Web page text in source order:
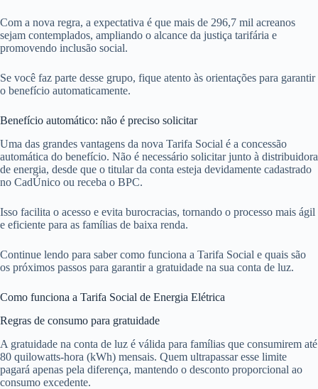
Com a nova regra, a expectativa é que mais de 296,7 mil acreanos
sejam contemplados, ampliando o alcance da justiça tarifária e
promovendo inclusão social.
Se você faz parte desse grupo, fique atento às orientações para garantir
o benefício automaticamente.
Benefício automático: não é preciso solicitar
Uma das grandes vantagens da nova Tarifa Social é a concessão
automática do benefício. Não é necessário solicitar junto à distribuidora
de energia, desde que o titular da conta esteja devidamente cadastrado
no CadÚnico ou receba o BPC.
Isso facilita o acesso e evita burocracias, tornando o processo mais ágil
e eficiente para as famílias de baixa renda.
Continue lendo para saber como funciona a Tarifa Social e quais são
os próximos passos para garantir a gratuidade na sua conta de luz.
Como funciona a Tarifa Social de Energia Elétrica
Regras de consumo para gratuidade
A gratuidade na conta de luz é válida para famílias que consumirem até
80 quilowatts-hora (kWh) mensais. Quem ultrapassar esse limite
pagará apenas pela diferença, mantendo o desconto proporcional ao
consumo excedente.